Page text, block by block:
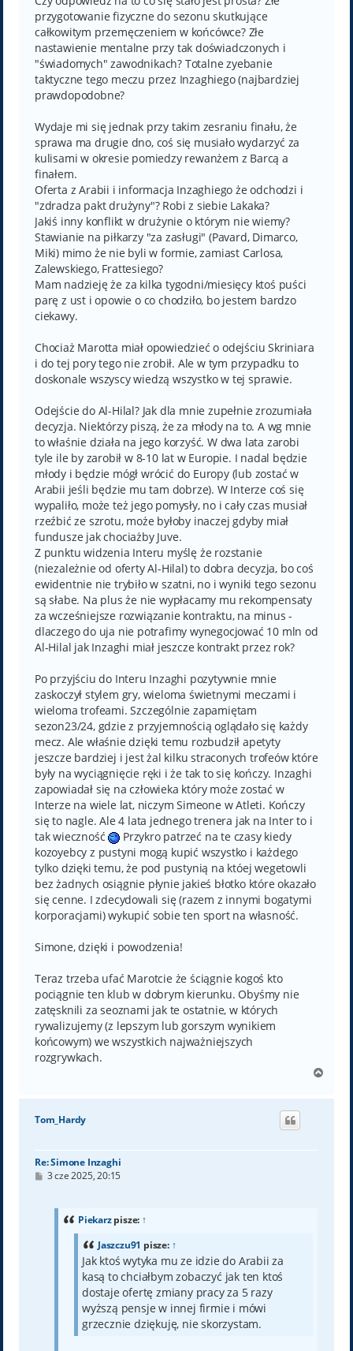
przygotowanie fizyczne do sezonu skutkujące
całkowitym przemęczeniem w końcówce? Złe
nastawienie mentalne przy tak doświadczonych i
"świadomych" zawodnikach? Totalne zyebanie
taktyczne tego meczu przez Inzaghiego (najbardziej
prawdopodobne?
Wydaje mi się jednak przy takim zesraniu finału, że
sprawa ma drugie dno, coś się musiało wydarzyć za
kulisami w okresie pomiedzy rewanżem z Barcą a
finałem.
Oferta z Arabii i informacja Inzaghiego że odchodzi i
"zdradza pakt drużyny"? Robi z siebie Lakaka?
Jakiś inny konflikt w drużynie o którym nie wiemy?
Stawianie na piłkarzy "za zasługi" (Pavard, Dimarco,
Miki) mimo że nie byli w formie, zamiast Carlosa,
Zalewskiego, Frattesiego?
Mam nadzieję że za kilka tygodni/miesięcy ktoś puści
parę z ust i opowie o co chodziło, bo jestem bardzo
ciekawy.
Chociaż Marotta miał opowiedzieć o odejściu Skriniara
i do tej pory tego nie zrobił. Ale w tym przypadku to
doskonale wszyscy wiedzą wszystko w tej sprawie.
Odejście do Al-Hilal? Jak dla mnie zupełnie zrozumiała
decyzja. Niektórzy piszą, że za młody na to. A wg mnie
to właśnie działa na jego korzyść. W dwa lata zarobi
tyle ile by zarobił w 8-10 lat w Europie. I nadal będzie
młody i będzie mógł wrócić do Europy (lub zostać w
Arabii jeśli będzie mu tam dobrze). W Interze coś się
wypaliło, może też jego pomysły, no i cały czas musiał
rzeźbić ze szrotu, może byłoby inaczej gdyby miał
fundusze jak chociażby Juve.
Z punktu widzenia Interu myślę że rozstanie
(niezależnie od oferty Al-Hilal) to dobra decyzja, bo coś
ewidentnie nie trybiło w szatni, no i wyniki tego sezonu
są słabe. Na plus że nie wypłacamy mu rekompensaty
za wcześniejsze rozwiązanie kontraktu, na minus -
dlaczego do uja nie potrafimy wynegocjować 10 mln od
Al-Hilal jak Inzaghi miał jeszcze kontrakt przez rok?
Po przyjściu do Interu Inzaghi pozytywnie mnie
zaskoczył stylem gry, wieloma świetnymi meczami i
wieloma trofeami. Szczególnie zapamiętam
sezon23/24, gdzie z przyjemnością oglądało się każdy
mecz. Ale właśnie dzięki temu rozbudził apetyty
jeszcze bardziej i jest żal kilku straconych trofeów które
były na wyciągnięcie ręki i że tak to się kończy. Inzaghi
zapowiadał się na człowieka który może zostać w
Interze na wiele lat, niczym Simeone w Atleti. Kończy
się to nagle. Ale 4 lata jednego trenera jak na Inter to i
tak wieczność
Przykro patrzeć na te czasy kiedy
kozoyebcy z pustyni mogą kupić wszystko i każdego
tylko dzięki temu, że pod pustynią na któej wegetowli
bez żadnych osiągnie płynie jakieś błotko które okazało
się cenne. I zdecydowali się (razem z innymi bogatymi
korporacjami) wykupić sobie ten sport na własność.
Simone, dzięki i powodzenia!
Teraz trzeba ufać Marotcie że ściągnie kogoś kto
pociągnie ten klub w dobrym kierunku. Obyśmy nie
zatęsknili za seoznami jak te ostatnie, w których
rywalizujemy (z lepszym lub gorszym wynikiem
końcowym) we wszystkich najważniejszych
rozgrywkach.
g
Tom_Hardy
Re: Simone Inzaghi
P3 cze 2025, 20:15
Piekarzpisze: ↑
Jaszczu91 pisze: ↑
Jak ktoś wytyka mu ze idzie do Arabii za
kasą to chciałbym zobaczyć jak ten ktoś
dostaje ofertę zmiany pracy za 5 razy
wyższą pensje w innej firmie i mówi
grzecznie dziękuję, nie skorzystam.